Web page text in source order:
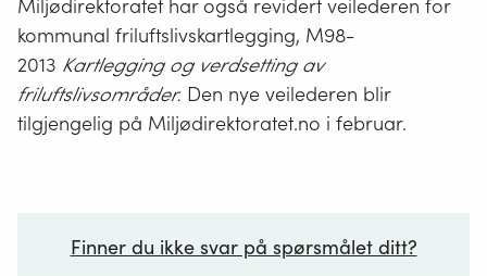
Miljødirektoratet har også revidert veilederen for
kommunal friluftslivskartlegging, M98-
2013 Kartlegging og verdsetting av
friluftslivsområder. Den nye veilederen blir
tilgjengelig på Miljødirektoratet.no i februar.
Finner du ikke svar på spørsmålet ditt?